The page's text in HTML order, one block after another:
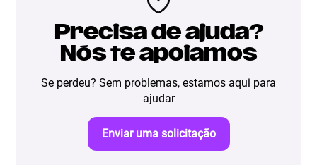
Precisa de ajuda?
Nós te apoiamos
Se perdeu? Sem problemas, estamos aqui para
ajudar
Enviar uma solicitação